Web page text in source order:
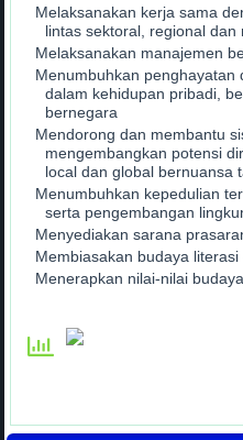
Melaksanakan kerja sama
lintas sektoral, regional dan
Melaksanakan manajemen
Menumbuhkan
dalam kehidupan pribadi,
bernegara
Mendorong dan membantu
mengembangkan potensi
local dan global bernuansa
Menumbuhkan kepedulian
serta pengembangan
Menyediakan sarana
Membiasakan budaya literasi
Menerapkan nilai-nilai